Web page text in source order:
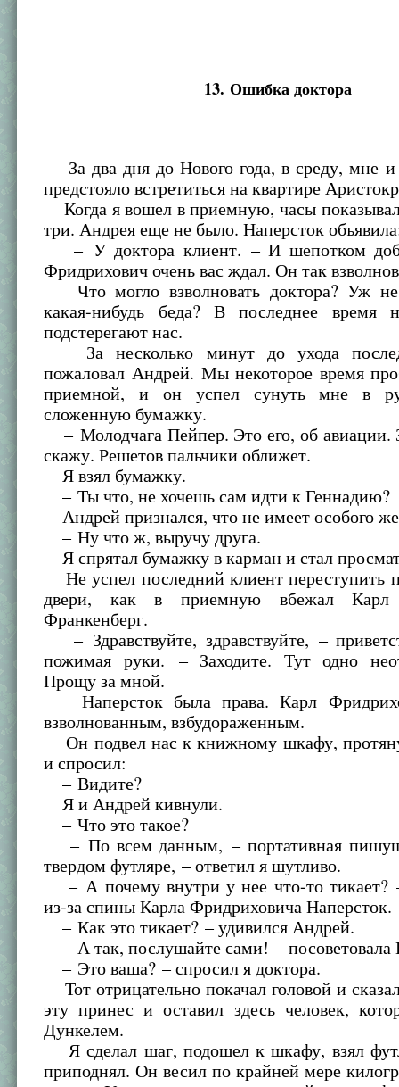
13. Ошибка доктора
За два дня до Нового года, в среду, мне
предстояло встретиться на квартире
Когда я вошел в приемную, часы
три. Андрея еще не было. Наперсток
– У доктора клиент. – И шепотком
Фридрихович очень вас ждал. Он так
Что могло взволновать доктора? Уж не
какая-нибудь беда? В последнее время
подстерегают нас.
За несколько минут до ухода
пожаловал Андрей. Мы некоторое время
приемной, и он успел сунуть мне в
сложенную бумажку.
– Молодчага Пейпер. Это его, об авиации.
скажу. Решетов пальчики оближет.
Я взял бумажку.
– Ты что, не хочешь сам идти к Геннадию?
Андрей признался, что не имеет особого
– Ну что ж, выручу друга.
Я спрятал бумажку в карман и стал
Не успел последний клиент переступить
двери, как в приемную вбежал Карл
Франкенберг.
– Здравствуйте, здравствуйте, –
пожимая руки. – Заходите. Тут одно
Прощу за мной.
Наперсток была права. Карл
взволнованным, взбудораженным.
Он подвел нас к книжному шкафу,
и спросил:
– Видите?
Я и Андрей кивнули.
– Что это такое?
– По всем данным, – портативная
твердом футляре, – ответил я шутливо.
– А почему внутри у нее что-то тикает?
из-за спины Карла Фридриховича Наперсток.
– Как это тикает? – удивился Андрей.
– А так, послушайте сами! – посоветовала
– Это ваша? – спросил я доктора.
Тот отрицательно покачал головой и
эту принес и оставил здесь человек,
Дункелем.
Я сделал шаг, подошел к шкафу, взял
приподнял. Он весил по крайней мере